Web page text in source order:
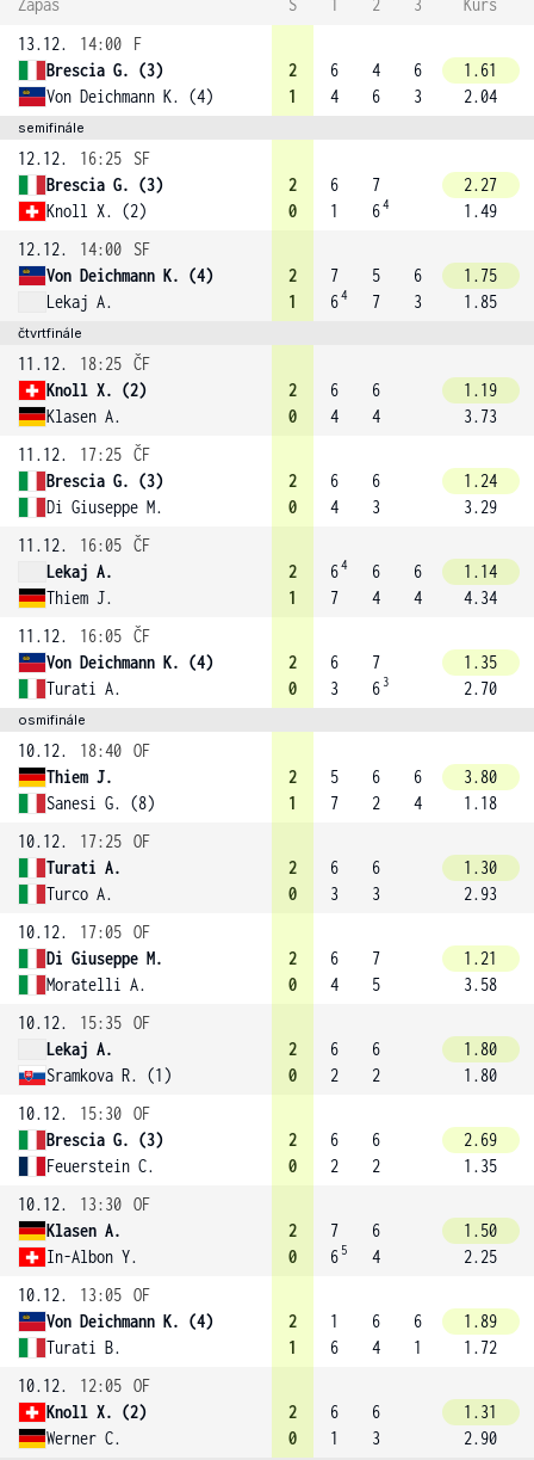
Zápas S 1 2 3
Kurs
13.12.
14:00
F
Brescia G. (3)
Von Deichmann K. (4)
2
1
6
4
4
6
6
3
1.61
2.04
semifinále
12.12. 16:25
SF
Brescia G. (3)
Knoll X. (2)
2
0
6
1
7
64
2.27
1.49
12.12.
14:00
SF
Von Deichmann K. (4)
Lekaj A.
2
1
7
64
5
7
6
3
1.75
1.85
čtvrtfinále
11.12. 18:25 ČF
Knoll X. (2)
Klasen A.
2
0
6
4
6
4
1.19
3.73
11.12.
17:25 ČF
Brescia G. (3)
Di Giuseppe M.
2
0
6
4
6
3
1.24
3.29
11.12.
16:05 ČF
Lekaj A.
Thiem J.
2
1
64
7
6
4
6
4
1.14
4.34
11.12.
16:05 ČF
Von Deichmann K. (4)
Turati A.
2
0
6
3
7
6 3
1.35
2.70
osmifinále
10.12. 18:40 OF
Thiem J.
Sanesi G. (8)
2
1
5
7
6
2
6
4
3.80
1.18
10.12.
17:25 OF
Turati A.
Turco A.
2
0
6
3
6
3
1.30
2.93
10.12.
17:05 OF
Di Giuseppe M.
Moratelli A.
2
0
6
4
7
5
1.21
3.58
10.12.
15:35 OF
Lekaj A.
Sramkova R. (1)
2
0
6
2
6
2
1.80
1.80
10.12.
15:30 OF
Brescia G. (3)
Feuerstein C.
2
0
6
2
6
2
2.69
1.35
10.12.
13:30 OF
Klasen A.
In-Albon Y.
2
0
7
6 5
6
4
1.50
2.25
10.12.
13:05 OF
Von Deichmann K. (4)
Turati B.
2
1
1
6
6
4
6
1
1.89
1.72
10.12.
12:05 OF
Knoll X. (2)
Werner C.
2
0
6
1
6
3
1.31
2.90